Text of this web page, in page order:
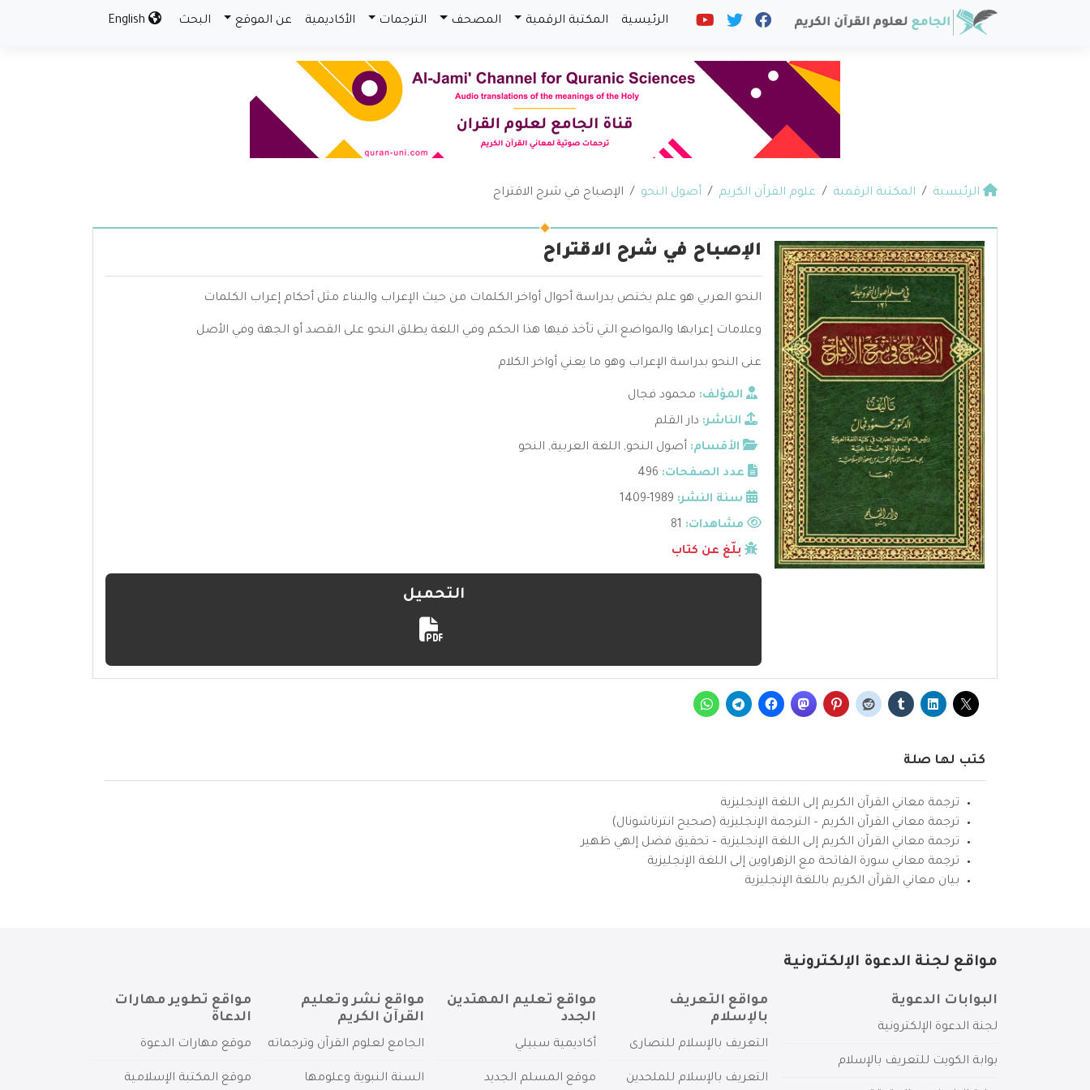
الرئيسية المكتبة الرقمية المصحف الترجمات الأكاديمية عن الموقع البحث
الرئيسية المكتبة الرقمية علوم القرآن الكريم أصول النحو الإصباح في شرح الاقتراح
الإصباح في شرح الاقتراح
النحو العربي هو علم يختص بدراسة أحوال أواخر الكلمات من حيث الإعراب والبناء مثل أحكام إعراب الكلمات
وعلامات إعرابها والمواضع التي تأخذ فيها هذا الحكم وفي اللغة يطلق النحو على القصد أو الجهة وفي الأصل
عنى النحو بدراسة الإعراب وهو ما يعني أواخر الكلام
المؤلف: محمود فجال
الناشر: دار القلم
الأقسام: أصول النحو, اللغة العربية, النحو
عدد الصفحات: 496
سنة النشر: 1989-1409
مشاهدات:
بلّغ عن كتاب
التحميل
كتب لها صلة
ترجمة معاني القرآن الكريم إلى اللغة الإنجليزية
ترجمة معاني القرآن الكريم – الترجمة الإنجليزية (صحيح انترناشونال)
ترجمة معاني القرآن الكريم إلى اللغة الإنجليزية – تحقيق فضل إلهي ظهير
ترجمة معاني سورة الفاتحة مع الزهراوين إلى اللغة الإنجليزية
بيان معاني القرآن الكريم باللغة الإنجليزية
مواقع لجنة الدعوة الإلكترونية
البوابات الدعوية
لجنة الدعوة الإلكترونية
بوابة الكويت للتعريف بالإسلام
مواقع التعريف
بالإسلام
التعريف بالإسلام للنصارى
التعريف بالإسلام للملحدين
مواقع تعليم المهتدين
الجدد
أكاديمية سبيلي
موقع المسلم الجديد
مواقع نشر وتعليم
القرآن الكريم
الجامع لعلوم القرآن وترجماته
السنة النبوية وعلومها
مواقع تطوير مهارات
الدعاة
موقع مهارات الدعوة
موقع المكتبة الإسلامية